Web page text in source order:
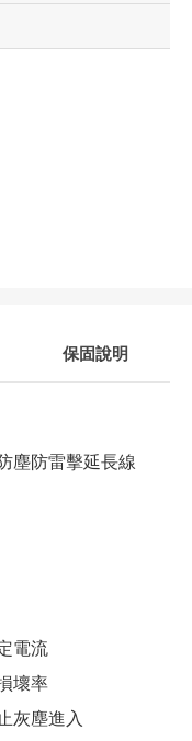
保固說明
塵防雷擊延長線
電流
壞率
灰塵進入